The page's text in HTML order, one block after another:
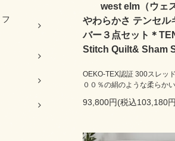
west elm（ウェ
やわらかさ テンセル
バー３点セット＊
Stitch Quilt& Sham
OEKO-TEX認証 300スレッ
００％の絹のような柔らか
93,800円(税込103,180